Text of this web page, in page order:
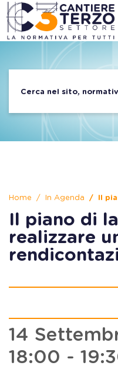
Home In Agenda Il
Il piano di
realizzare
14
18:00 -